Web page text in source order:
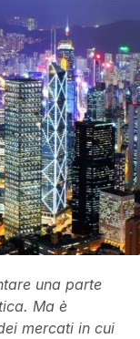
una parte
Ma è
mercati in cui